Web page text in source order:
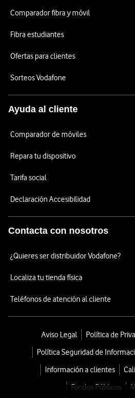
Comparador fibra y móvil
Fibra estudiantes
Ofertas para clientes
Sorteos Vodafone
Ayuda al cliente
Comparador de móviles
Repara tu dispositivo
Tarifa social
Declaración Accesibilidad
Contacta con nosotros
¿Quieres ser distribuidor Vodafone?
Localiza tu tienda física
Teléfonos de atención al cliente
Aviso Legal
Política de
Política Seguridad de
Información a clientes
Fondos Públicos